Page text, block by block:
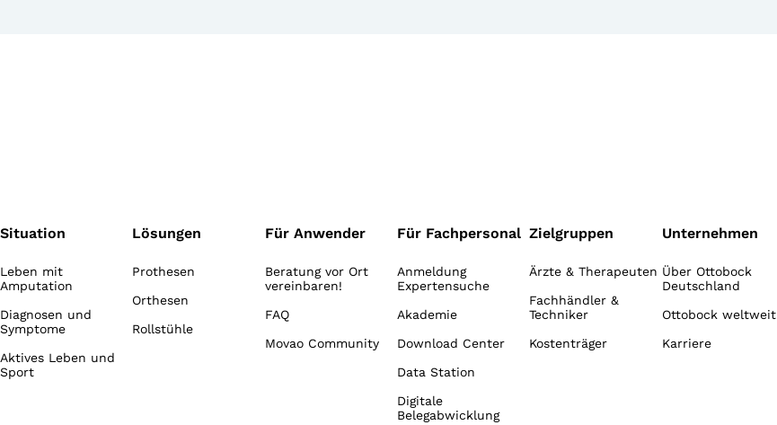
Situation
Leben mit
Amputation
Diagnosen und
Symptome
Aktives Leben und
Sport
Lösungen
Prothesen
Orthesen
Rollstühle
Für Anwender
Beratung vor Ort
vereinbaren!
FAQ
Movao Community
Für Fachpersonal
Anmeldung
Expertensuche
Akademie
Download Center
Data Station
Digitale
Belegabwicklung
Zielgruppen
Ärzte & Therapeuten
Fachhändler &
Techniker
Kostenträger
Unternehmen
Über Ottobock
Deutschland
Ottobock weltweit
Karriere